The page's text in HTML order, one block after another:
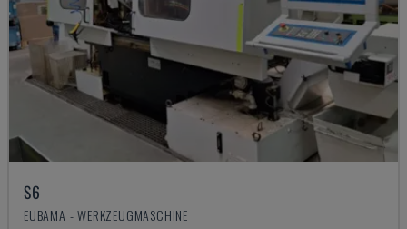
S6
EUBAMA - WERKZEUGMASCHINE